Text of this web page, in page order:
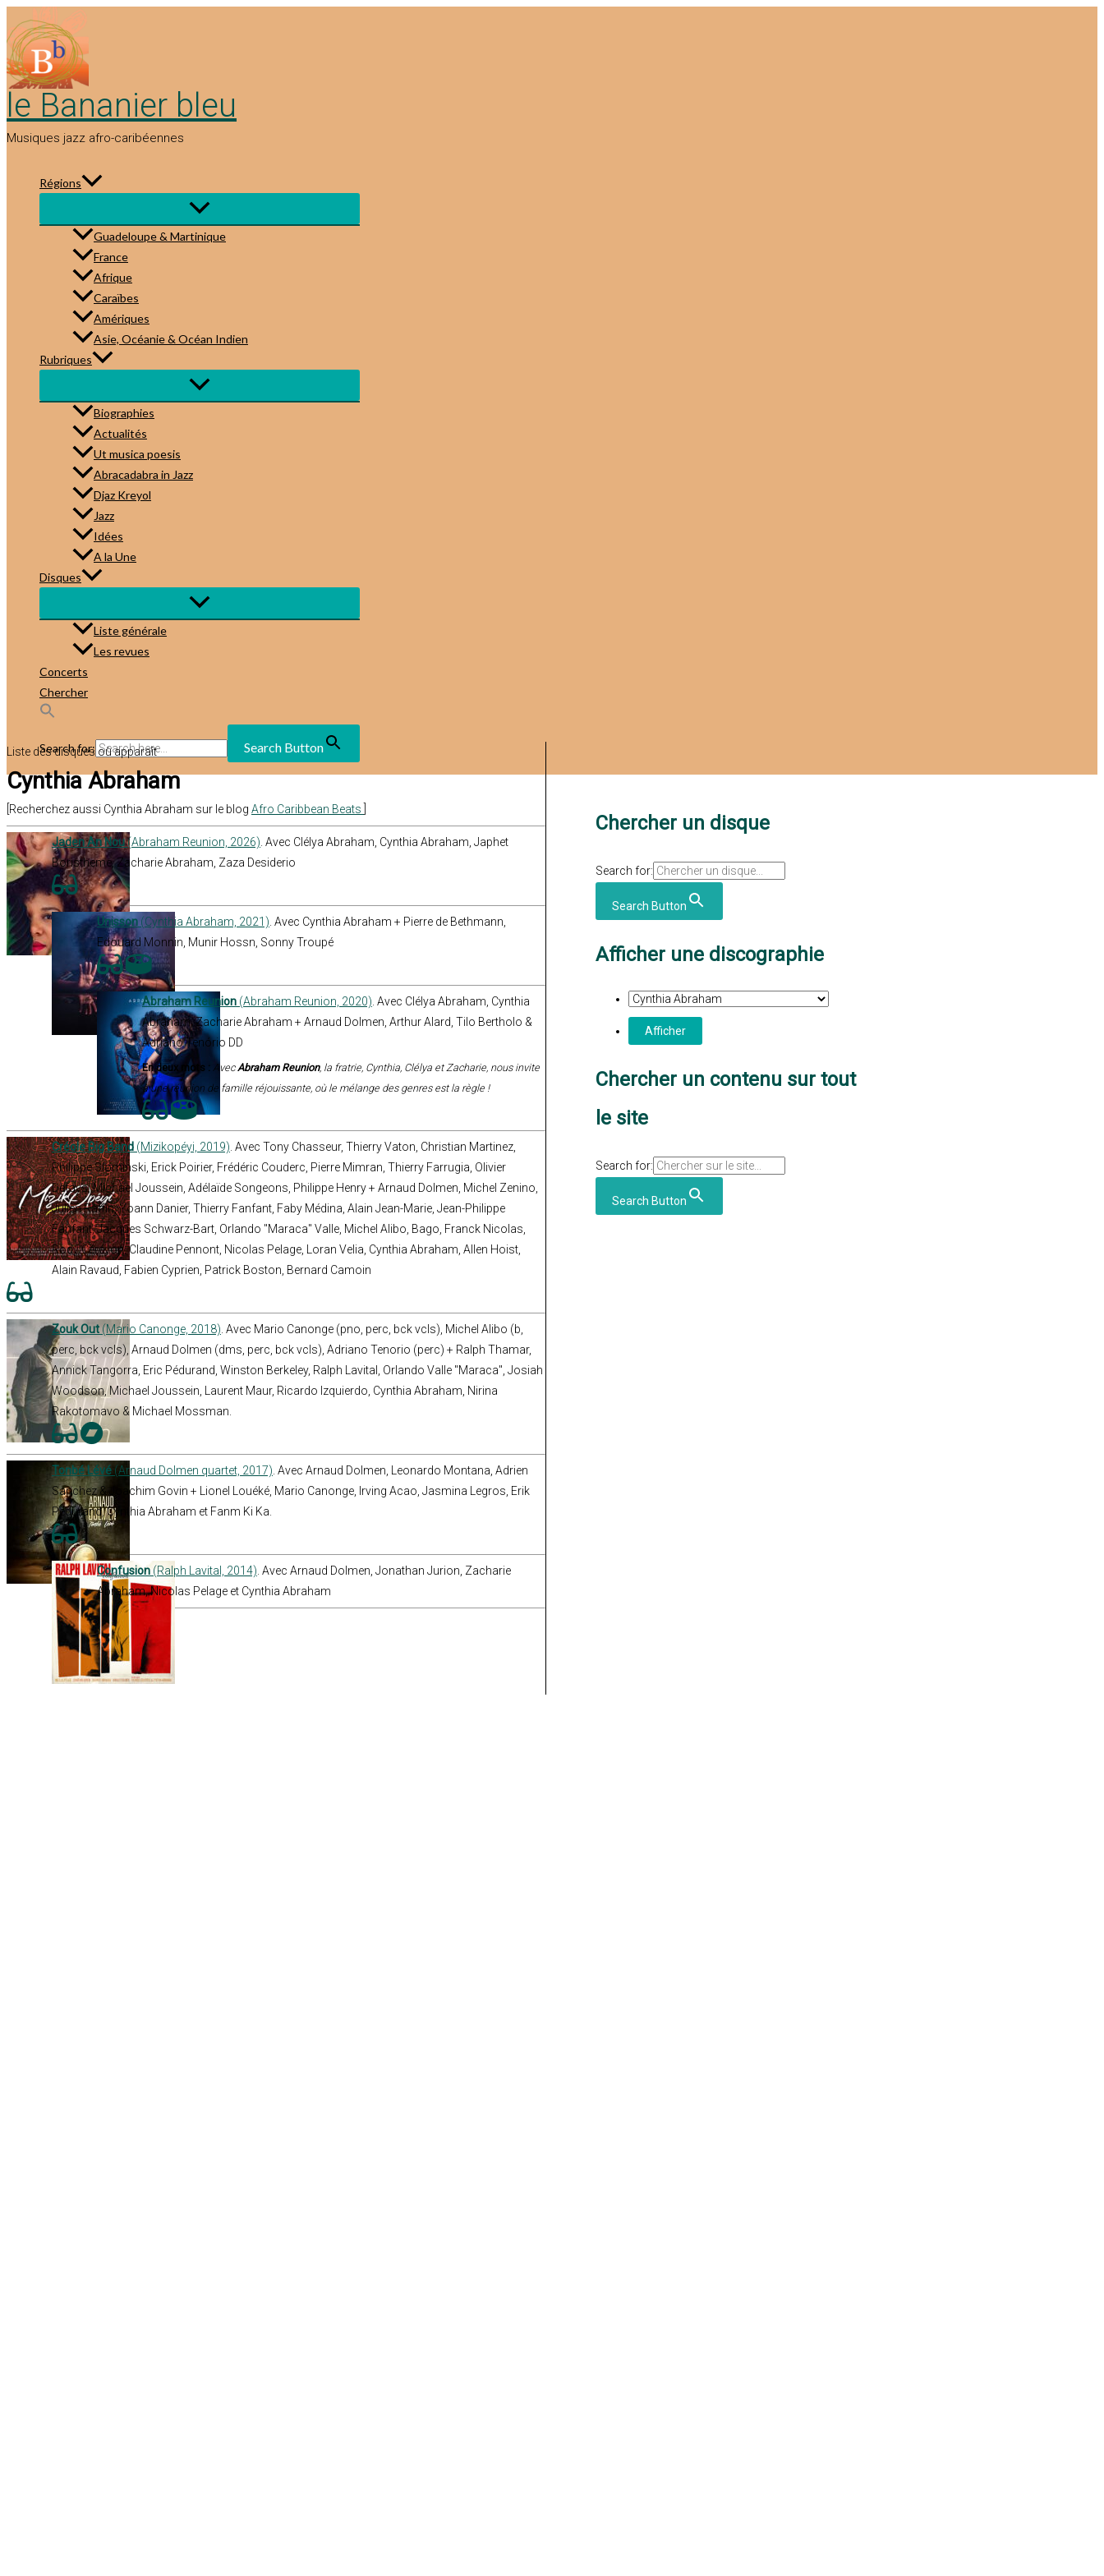
au
contenu
le Bananier bleu
Musiques jazz afro-caribéennes
Régions
Guadeloupe & Martinique
France
Afrique
Caraïbes
Amériques
Asie, Océanie & Océan Indien
Rubriques
Biographies
Actualités
Ut musica poesis
Abracadabra in Jazz
Djaz Kreyol
Jazz
Idées
A la Une
Disques
Liste générale
Les revues
Concerts
Chercher
Search for: Search Button
Liste des disques où apparaît
Cynthia Abraham
[Recherchez aussi Cynthia Abraham sur le blog Afro Caribbean Beats
Jaden An Nou(Abraham Reunion, 2026) . Avec Clélya Abraham, Cynthia Abraham, Japhet
Boristheme, Zacharie Abraham, Zaza Desiderio
Unisson (Cynthia Abraham, 2021) . Avec Cynthia Abraham + Pierre de Bethmann,
Edouard Monnin, Munir Hossn, Sonny Troupé
Abraham Reunion (Abraham Reunion, 2020) . Avec Clélya Abraham, Cynthia
Abraham, Zacharie Abraham + Arnaud Dolmen, Arthur Alard, Tilo Bertholo &
Adriano Tenório DD
En deux mots : AvecAbraham Reunion, la fratrie, Cynthia, Clélya et Zacharie, nous invite
à une réunion de famille réjouissante, où le mélange des genres est la règle !
Créole Big Band (Mizikopéyi, 2019) . Avec Tony Chasseur, Thierry Vaton, Christian Martinez,
Philippe Slominski, Erick Poirier, Frédéric Couderc, Pierre Mimran, Thierry Farrugia, Olivier
Defays, Michael Joussein, Adélaïde Songeons, Philippe Henry + Arnaud Dolmen, Michel Zenino,
Julien Raffin, Yoann Danier, Thierry Fanfant, Faby Médina, Alain Jean-Marie, Jean-Philippe
Fanfant, Jacques Schwarz-Bart, Orlando "Maraca" Valle, Michel Alibo, Bago, Franck Nicolas,
Rody Céréyon, Claudine Pennont, Nicolas Pelage, Loran Velia, Cynthia Abraham, Allen Hoist,
Alain Ravaud, Fabien Cyprien, Patrick Boston, Bernard Camoin
Zouk Out (Mario Canonge, 2018) . Avec Mario Canonge (pno, perc, bck vcls), Michel Alibo (b,
perc, bck vcls), Arnaud Dolmen (dms, perc, bck vcls), Adriano Tenorio (perc) + Ralph Thamar,
Annick Tangorra, Eric Pédurand, Winston Berkeley, Ralph Lavital, Orlando Valle "Maraca", Josiah
Woodson, Michael Joussein, Laurent Maur, Ricardo Izquierdo, Cynthia Abraham, Nirina
Rakotomavo & Michael Mossman.
Tonbé Lévé (Arnaud Dolmen quartet, 2017) . Avec Arnaud Dolmen, Leonardo Montana, Adrien
Sanchez & Joachim Govin + Lionel Louéké, Mario Canonge, Irving Acao, Jasmina Legros, Erik
Pédurand, Cynthia Abraham et Fanm Ki Ka.
Confusion (Ralph Lavital, 2014) . Avec Arnaud Dolmen, Jonathan Jurion, Zacharie
Abraham, Nicolas Pelage et Cynthia Abraham
Chercher un disque
Search for:
Search Button
Afficher une discographie
Chercher un contenu sur tout
le site
Search for:
Search Button